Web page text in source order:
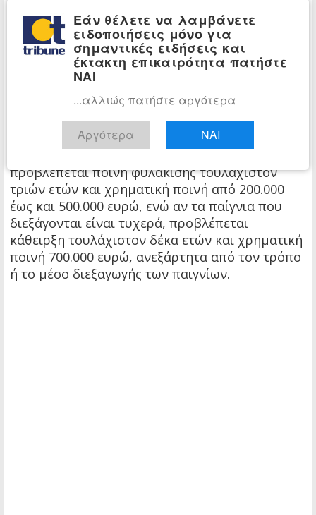
παράνομου τζόγου.
Αναφορικά με τα πρόσωπα που διενεργούν
παίγνια χωρίς την απαιτούμενη άδεια,
προβλέπεται ποινή φυλάκισης τουλάχιστον
τριών ετών και χρηματική ποινή από 100.000
τα παίγνια διεξάγονται με παιγνιομηχανήματα.
προβλέπεται ποινή φυλάκισης τουλάχιστον
τριών ετών και χρηματική ποινή από 200.000
έως και 500.000 ευρώ, ενώ αν τα παίγνια που
διεξάγονται είναι τυχερά, προβλέπεται
κάθειρξη τουλάχιστον δέκα ετών και χρηματική
ποινή 700.000 ευρώ, ανεξάρτητα από τον τρόπο
ή το μέσο διεξαγωγής των παιγνίων.
Εάν θέλετε να λαμβάνετε
ειδοποιήσεις μόνο για
σημαντικές ειδήσεις και
έκτακτη επικαιρότητα πατήστε
ΝΑΙ
...αλλιώς πατήστε αργότερα
Αργότερα ΝΑΙ